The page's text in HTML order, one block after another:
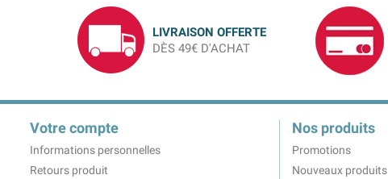
LIVRAISON OFFERTE
DÈS 49€ D'ACHAT
Votre compte
Informations personnelles
Retours produit
Nos produits
Promotions
Nouveaux produits